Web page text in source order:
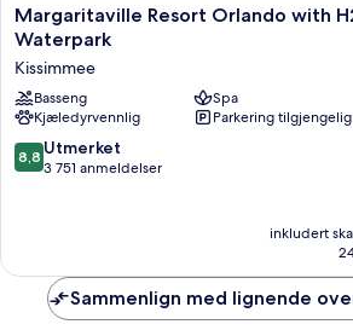
Margaritaville
Resort
Orlando
with
H2O
Waterpark
Kissimmee
Margaritaville Resort Orlando with
Waterpark
Kissimmee
Basseng
Spa
Kjæledyrvennlig
Parkering tilgjengelig
8.8
av
8,8 Utmerket
3 751 anmeldelser
inkludert
Sammenlign med lignende